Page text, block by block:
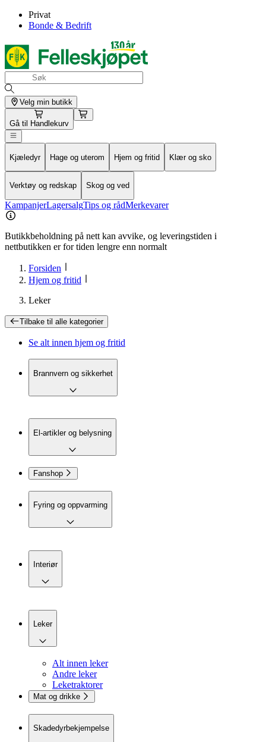
Privat
Bonde & Bedrift
Velg min butikk
Gå til Handlekurv
Kjæledyr Hage og uterom Hjem og fritid Klær og sko
Verktøy og redskap Skog og ved
KampanjerLagersalgTips og rådMerkevarer
Butikkbeholdning på nett kan avvike, og leveringstiden i
nettbutikken er for tiden lengre enn normalt
Forsiden
Hjem og fritid
Leker
Tilbake til alle kategorier
Se alt innen hjem og fritid
Brannvern og sikkerhet
El-artikler og belysning
Fanshop
Fyring og oppvarming
Interiør
Leker
Alt innen leker
Andre leker
Leketraktorer
Mat og drikke
Skadedyrbekjempelse